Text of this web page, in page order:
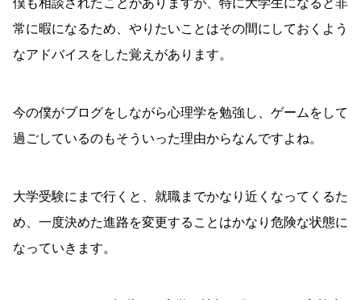
常に暇になるため、やりたいことはその間にしておくよう
なアドバイスをした覚えがあります。
今の僕がブログをしながら心理学を勉強し、ゲームをして
過ごしているのもそういった理由からなんですよね。
大学受験にまで行くと、就職までかなり近くなってくるた
め、一度決めた進路を変更することはかなり危険な状態に
なっていきます。